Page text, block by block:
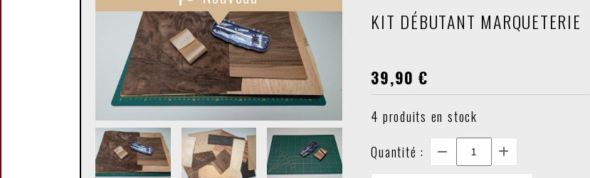
KIT DÉBUTANT MARQUETERIE
39,90 €
4 produits en stock
Quantité :